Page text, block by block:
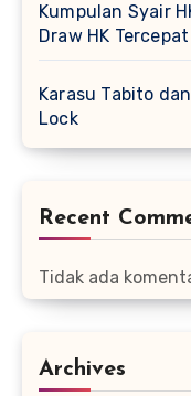
Kumpulan Syair
Draw HK Tercepat
Karasu Tabito
Lock
Recent
Tidak ada
Archives